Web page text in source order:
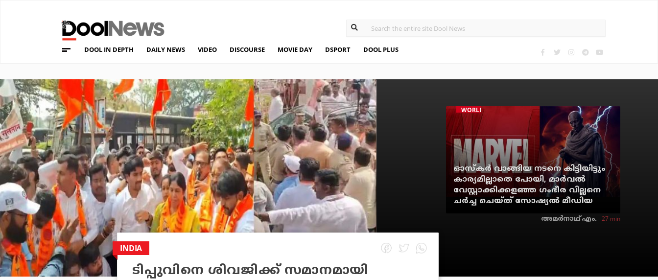
DOOL IN DEPTH DAILY NEWS VIDEO DISCOURSE MOVIE DAY DSPORT DOOL PLUS
WORLD CINEMA
ഓസ്‌കര്‍ വാങ്ങിയ നടനെ കിട്ടിയിട്ടും
കാര്യമില്ലാതെ പോയി, മാര്‍വല്‍
വേസ്റ്റാക്കിക്കളഞ്ഞ ഗംഭീര വില്ലനെ
ചര്‍ച്ച ചെയ്ത് സോഷ്യല്‍ മീഡിയ
അമര്‍നാഥ് എം. 27 min
INDIA
ടിപ്പുവിനെ ശിവജിക്ക് സമാനമായി